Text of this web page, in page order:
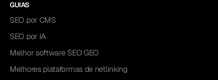
GUIAS
SEO por CMS
SEO por IA
Melhor software SEO GEO
Melhores plataformas de netlinking